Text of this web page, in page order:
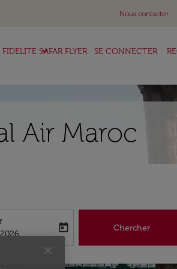
Nous contacter
FIDELITE SAFAR FLYER
keyboard_arrow_down SE CONNECTER
Air Maroc
return-date-aria-label
today Chercher